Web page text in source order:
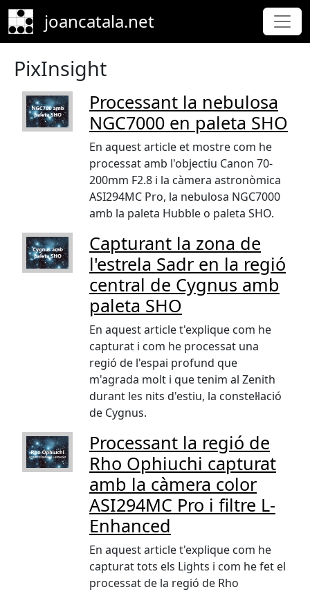
Skip to main content
joancatala.net
PixInsight
Processant la nebulosa
NGC7000 en paleta SHO
En aquest article et mostre com he
processat amb l'objectiu Canon 70-
200mm F2.8 i la càmera astronòmica
ASI294MC Pro, la nebulosa NGC7000
amb la paleta Hubble o paleta SHO.
Capturant la zona de
l'estrela Sadr en la regió
central de Cygnus amb
paleta SHO
En aquest article t'explique com he
capturat i com he processat una
regió de l'espai profund que
m'agrada molt i que tenim al Zenith
durant les nits d'estiu, la constel·lació
de Cygnus.
Processant la regió de
Rho Ophiuchi capturat
amb la càmera color
ASI294MC Pro i filtre L-
Enhanced
En aquest article t'explique com he
capturat tots els Lights i com he fet el
processat de la regió de Rho